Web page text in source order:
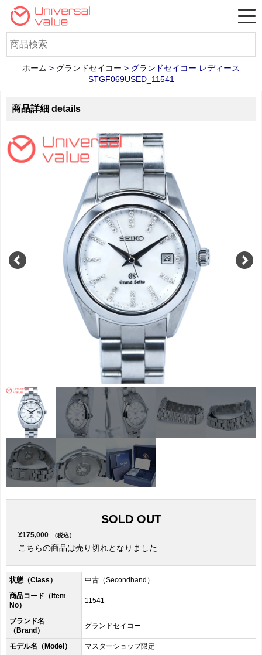
ホーム > グランドセイコー > グランドセイコー レディース
STGF069USED_11541
商品詳細 details
SOLD OUT
¥175,000 （税込）
こちらの商品は売り切れとなりました
状態（Class）
中古（Secondhand）
商品コード（Item
No）
11541
ブランド名
（Brand）
グランドセイコー
モデル名（Model）
マスターショップ限定